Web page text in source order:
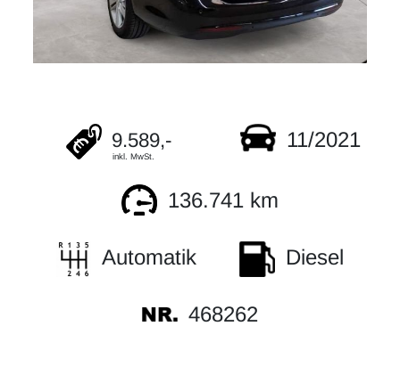
9.589,-
inkl. MwSt.
11/2021
136.741 km
Automatik Diesel
468262